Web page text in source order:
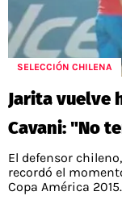
SELECCIÓN CHILENA
Jarita vuelve
Cavani: "No
El defensor
recordó el
Copa América 2015.